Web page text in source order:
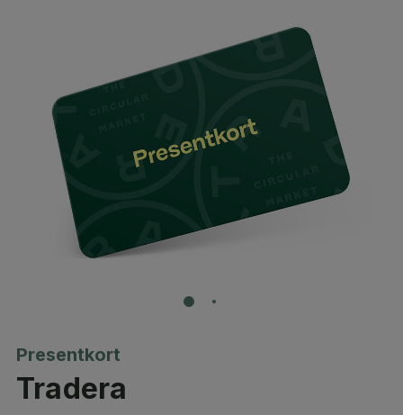
Presentkort
Tradera